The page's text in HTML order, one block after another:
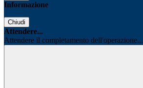
Informazione
Chiudi
Attendere...
Attendere il completamento dell'operazione...